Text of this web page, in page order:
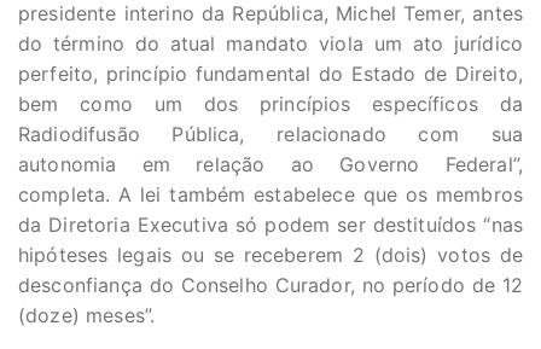
presidente interino da República, Michel Temer, antes
do término do atual mandato viola um ato jurídico
perfeito, princípio fundamental do Estado de Direito,
bem como um dos princípios específicos da
Radiodifusão Pública, relacionado com sua
autonomia em relação ao Governo Federal”,
completa. A lei também estabelece que os membros
da Diretoria Executiva só podem ser destituídos “nas
hipóteses legais ou se receberem 2 (dois) votos de
desconfiança do Conselho Curador, no período de 12
(doze) meses”.